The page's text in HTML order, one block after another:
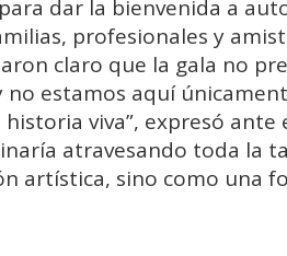
dar la bienvenida a
profesionales y
claro que la gala no
no estamos aquí
viva”, expresó ante
atravesando toda la
artística, sino como una